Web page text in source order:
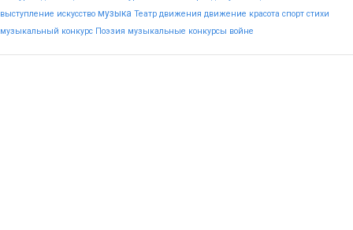
выступление искусство музыка Театр движения движение красота спорт стихи
музыкальный конкурс Поэзия музыкальные конкурсы войне